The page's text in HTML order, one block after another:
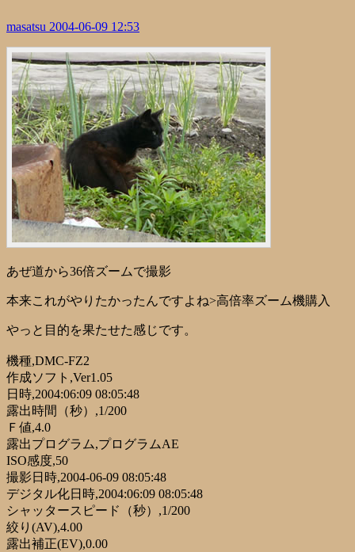
masatsu 2004-06-09 12:53
あぜ道から36倍ズームで撮影
本来これがやりたかったんですよね>高倍率ズーム機購入
やっと目的を果たせた感じです。
機種,DMC-FZ2
作成ソフト,Ver1.05
日時,2004:06:09 08:05:48
露出時間（秒）,1/200
Ｆ値,4.0
露出プログラム,プログラムAE
ISO感度,50
撮影日時,2004-06-09 08:05:48
デジタル化日時,2004:06:09 08:05:48
シャッタースピード（秒）,1/200
絞り(AV),4.00
露出補正(EV),0.00